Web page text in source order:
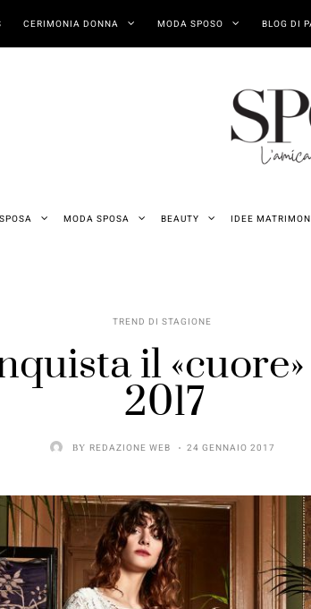
CERIMONIA DONNA MODA SPOSO BLOG DI
SPOSA MODA SPOSA BEAUTY IDEE
TREND DI STAGIONE
il
2017
BY REDAZIONE WEB 24 GENNAIO 2017